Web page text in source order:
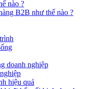
nào ?
B2B như thế nào ?
doanh nghiệp
hiệu quả